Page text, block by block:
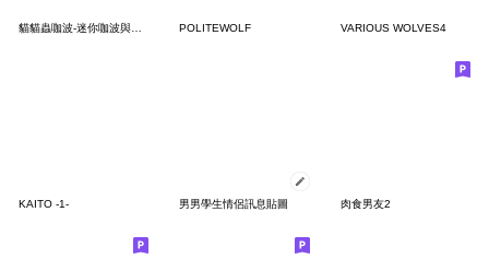
POLITEWOLF VARIOUS WOLVES4
KAITO -1- 男男學生情侶訊息貼圖 肉食男友2